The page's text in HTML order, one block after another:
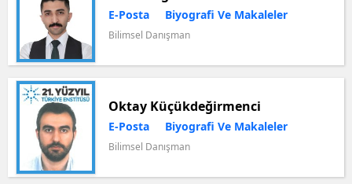
Bilimsel Danışman
E-Posta Biyografi Ve Makaleler
Oktay Küçükdeğirmenci
Bilimsel Danışman
E-Posta Biyografi Ve Makaleler